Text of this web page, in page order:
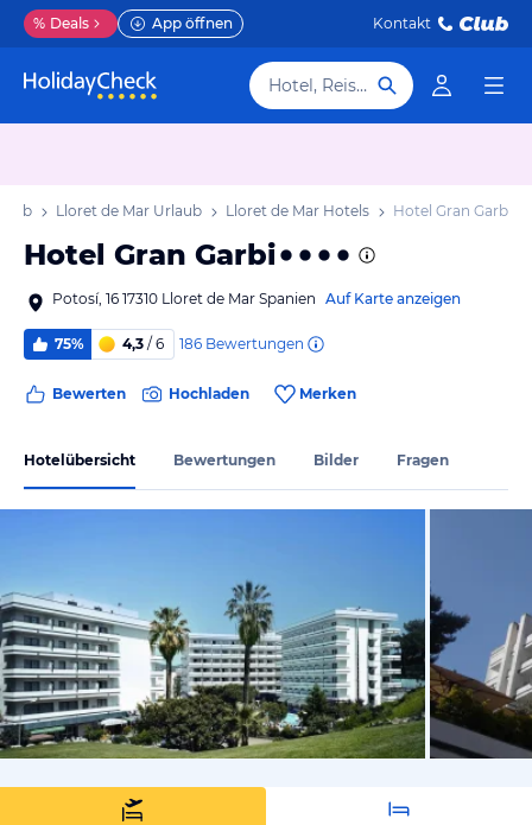
% Deals App öffnen Kontakt
Hotel, Reiseziel
Lloret de Mar Urlaub Lloret de Mar Hotels Hotel Gran Garbi
Hotel Gran Garbi
Potosí, 16 17310 Lloret de Mar Spanien Auf Karte anzeigen
75% 4,3 / 6 186 Bewertungen
Bewerten Hochladen Merken
Hotelübersicht Bewertungen Bilder Fragen
vom